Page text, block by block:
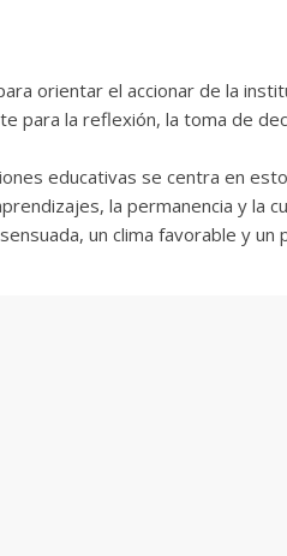
orientar el accionar de la
para la reflexión, la toma de
educativas se centra en
la permanencia y la
un clima favorable y